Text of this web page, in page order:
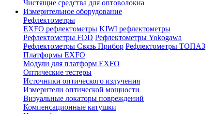
Чистящие средства для оптоволокна
Измерительное оборудование
Рефлектометры
EXFO рефлектометры KIWI рефлектометры
Рефлектометры FOD Рефлектометры Yokogawa
Рефлектометры Связь Прибор Рефлектометры ТОПАЗ
Платформы EXFO
Модули для платформ EXFO
Оптические тестеры
Источники оптического излучения
Измерители оптической мощности
Визуальные локаторы повреждений
Компенсационные катушки